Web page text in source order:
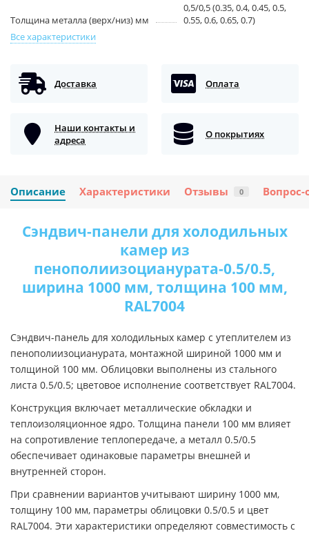
Толщина металла (верх/низ) мм
0,5/0,5 (0.35, 0.4, 0.45, 0.5,
0.55, 0.6, 0.65, 0.7)
Все характеристики
Доставка Оплата
Наши контакты и
адреса
О покрытиях
Описание Характеристики Отзывы 0 Вопрос-
Сэндвич-панели для холодильных
камер из
пенополиизоцианурата-0.5/0.5,
ширина 1000 мм, толщина 100 мм,
RAL7004
Сэндвич-панель для холодильных камер с утеплителем из
пенополиизоцианурата, монтажной шириной 1000 мм и
толщиной 100 мм. Облицовки выполнены из стального
листа 0.5/0.5; цветовое исполнение соответствует RAL7004.
Конструкция включает металлические обкладки и
теплоизоляционное ядро. Толщина панели 100 мм влияет
на сопротивление теплопередаче, а металл 0.5/0.5
обеспечивает одинаковые параметры внешней и
внутренней сторон.
При сравнении вариантов учитывают ширину 1000 мм,
толщину 100 мм, параметры облицовки 0.5/0.5 и цвет
RAL7004. Эти характеристики определяют совместимость с